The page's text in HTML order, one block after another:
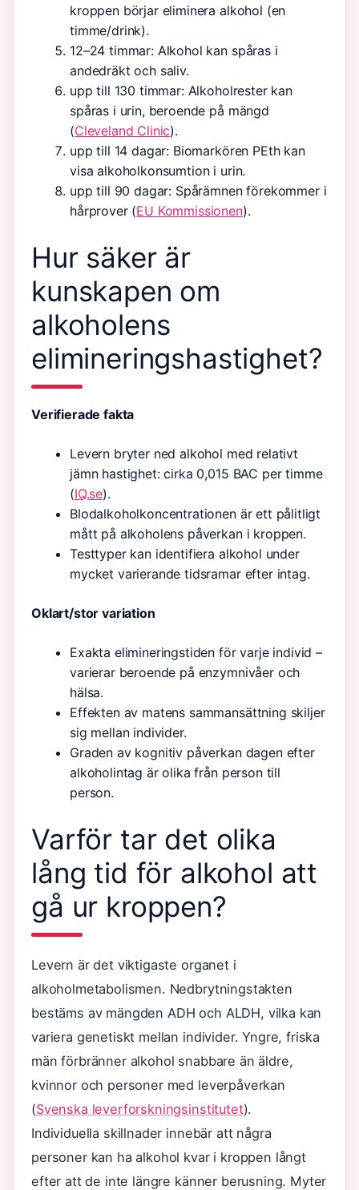
kroppen börjar eliminera alkohol (en
timme/drink).
12–24 timmar: Alkohol kan spåras i
andedräkt och saliv.
upp till 130 timmar: Alkoholrester kan
spåras i urin, beroende på mängd
(Cleveland Clinic).
upp till 14 dagar: Biomarkören PEth kan
visa alkoholkonsumtion i urin.
upp till 90 dagar: Spårämnen förekommer i
hårprover (EU Kommissionen).
Hur säker är
kunskapen om
alkoholens
elimineringshastighet?
Verifierade fakta
Levern bryter ned alkohol med relativt
jämn hastighet: cirka 0,015 BAC per timme
(IQ.se).
Blodalkoholkoncentrationen är ett pålitligt
mått på alkoholens påverkan i kroppen.
Testtyper kan identifiera alkohol under
mycket varierande tidsramar efter intag.
Oklart/stor variation
Exakta elimineringstiden för varje individ –
varierar beroende på enzymnivåer och
hälsa.
Effekten av matens sammansättning skiljer
sig mellan individer.
Graden av kognitiv påverkan dagen efter
alkoholintag är olika från person till
person.
Varför tar det olika
lång tid för alkohol att
gå ur kroppen?
Levern är det viktigaste organet i
alkoholmetabolismen. Nedbrytningstakten
bestäms av mängden ADH och ALDH, vilka kan
variera genetiskt mellan individer. Yngre, friska
män förbränner alkohol snabbare än äldre,
kvinnor och personer med leverpåverkan
(Svenska leverforskningsinstitutet).
Individuella skillnader innebär att några
personer kan ha alkohol kvar i kroppen långt
efter att de inte längre känner berusning. Myter